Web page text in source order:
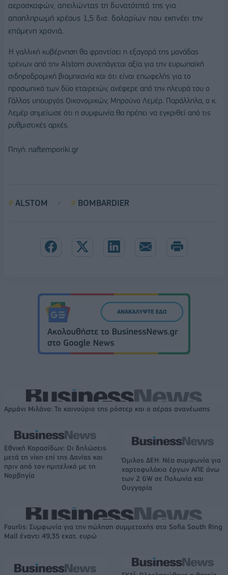
αεροσκαφών, απειλώντας τη δυνατότητά της για
αποπληρωμή χρέους 1,5 δισ. δολαρίων που εκπνέει την
επόμενη χρονιά.
H γαλλική κυβέρνηση θα φροντίσει η εξαγορά της μονάδας
τρένων από την Alstom συνεπάγεται αξία για την ευρωπαϊκή
σιδηροδρομική βιομηχανία και ότι είναι επωφελής για το
προσωπικό των δύο εταιρειών, ανέφερε από την πλευρά του ο
Γάλλος υπουργός Οικονομικών, Μπρούνο Λεμέρ. Παράλληλα, ο κ.
Λεμέρ σημείωσε ότι η συμφωνία θα πρέπει να εγκριθεί από τις
ρυθμιστικές αρχές.
Πηγή: naftemporiki.gr
ALSTOM BOMBARDIER
Αρμάνι Μιλάνο: Το καινούριο της ρόστερ και ο αέρας ανανέωσης
Εθνική Κορασίδων: Οι δηλώσεις
μετά τη νίκη επί της Δανίας και
πριν από τον ημιτελικό με τη
Νορβηγία
Όμιλος ΔΕΗ: Νέα συμφωνία για
χαρτοφυλάκιο έργων ΑΠΕ άνω
των 2 GW σε Πολωνία και
Ουγγαρία
Fourlis: Συμφωνία για την πώληση συμμετοχής στο Sofia South Ring
Mall έναντι 49,35 εκατ. ευρώ